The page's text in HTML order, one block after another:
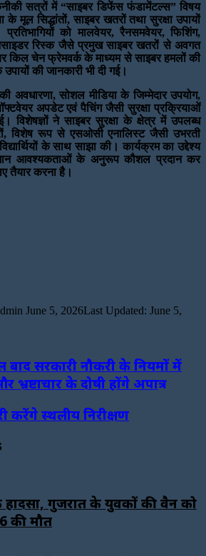
सत्रों में “साइबर डिफेंस फंडामेंटल्स” विषय
के मूल सिद्धांतों, साइबर खतरों तथा सुरक्षा उपायों
को मालवेयर, रैनसमवेयर, फिशिंग,
रिस्क जैसे प्रमुख साइबर खतरों से अवगत
किल चेन फ्रेमवर्क के माध्यम से साइबर हमलों की
की जानकारी भी दी गई।
अवधारणा, सोशल मीडिया के जिम्मेदार उपयोग,
अपडेट एवं पैचिंग जैसी सुरक्षा प्रक्रियाओं
विशेषज्ञों ने साइबर सुरक्षा के क्षेत्र में उपलब्ध
विशेष रूप से एसओसी एनालिस्ट जैसी उभरती
के साथ साझा की। कार्यक्रम का उद्देश्य
आवश्यकताओं के अनुरूप कौशल प्रदान कर
तैयार करना है।
June 5, 2026Last Updated: June 5,
बाद सरकारी नौकरी के नियमों में
के दोषी होंगे अपात्र
करेंगे स्थलीय निरीक्षण
हादसा, गुजरात के युवकों की वैन को
की मौत